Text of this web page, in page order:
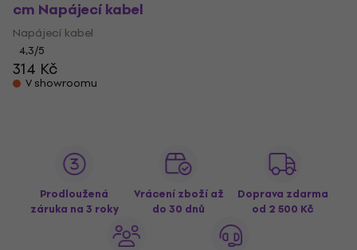
cm Napájecí kabel
Napájecí kabel
4,3/5
314 Kč
V showroomu
Prodloužená
záruka na 3 roky
Vrácení zboží až
do 30 dnů
Doprava zdarma
od 2 500 Kč